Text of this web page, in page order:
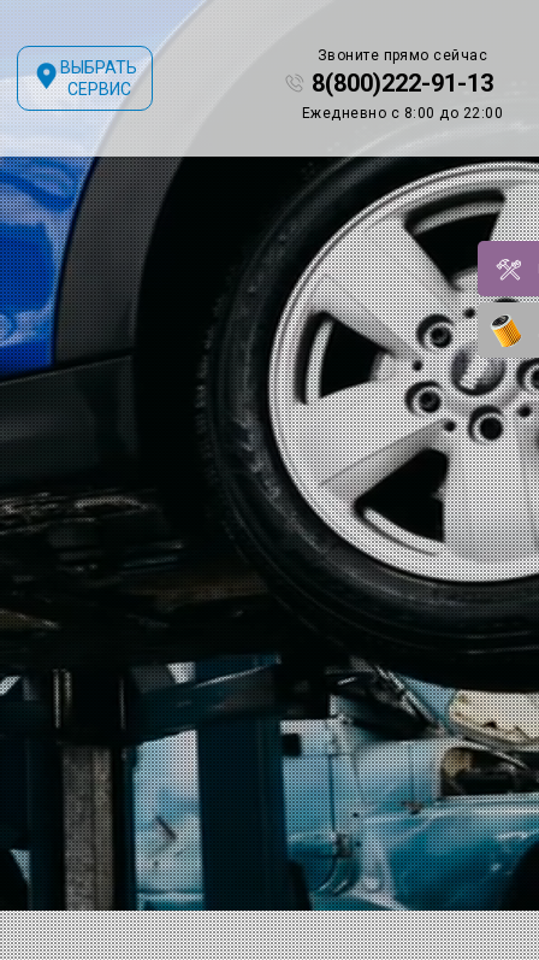
ВЫБРАТЬ
СЕРВИС
Звоните прямо сейчас
8(800)222-91-13
Ежедневно с 8:00 до 22:00